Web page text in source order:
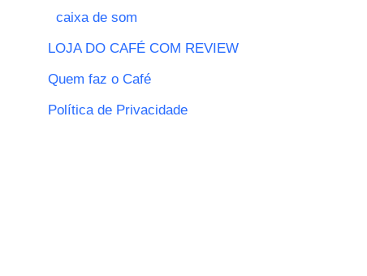
caixa de som
LOJA DO CAFÉ COM REVIEW
Quem faz o Café
Política de Privacidade